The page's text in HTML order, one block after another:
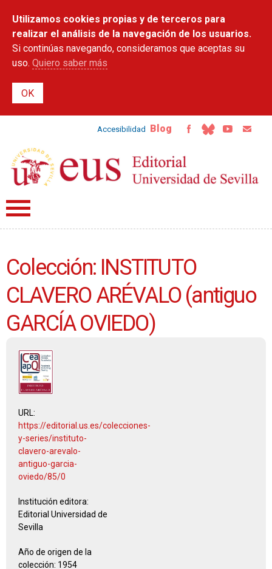
contenido
principal
Utilizamos cookies propias y de terceros para
realizar el análisis de la navegación de los usuarios.
Si continúas navegando, consideramos que aceptas su
uso. Quiero saber más
Accesibilidad Blog
Colección: INSTITUTO
CLAVERO ARÉVALO (antiguo
GARCÍA OVIEDO)
URL:
https://editorial.us.es/colecciones-
y-series/instituto-
clavero-arevalo-
antiguo-garcia-
oviedo/85/0
Institución editora:
Editorial Universidad de
Sevilla
Año de origen de la
colección: 1954